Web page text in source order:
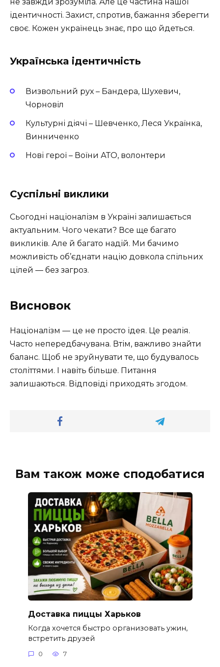
ідентичності. Захист, спротив, бажання зберегти
своє. Кожен українець знає, про що йдеться.
Українська ідентичність
Визвольний рух – Бандера, Шухевич,
Чорновіл
Культурні діячі – Шевченко, Леся Українка,
Винниченко
Нові герої – Воїни АТО, волонтери
Суспільні виклики
Сьогодні націоналізм в Україні залишається
актуальним. Чого чекати? Все ще багато
викликів. Але й багато надій. Ми бачимо
можливість об’єднати націю довкола спільних
цілей — без загроз.
Висновок
Націоналізм — це не просто ідея. Це реалія.
Часто непередбачувана. Втім, важливо знайти
баланс. Щоб не зруйнувати те, що будувалось
століттями. І навіть більше. Питання
залишаються. Відповіді приходять згодом.
Вам також може сподобатися
Доставка пиццы Харьков
Когда хочется быстро организовать ужин,
встретить друзей
0 7